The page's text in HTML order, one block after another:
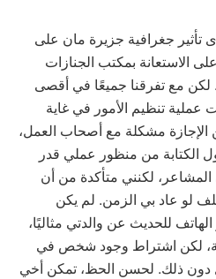
تأثير جغرافية جزيرة مان على
الاستعانة بمكتب الجنازات
لكن مع تفرقنا جميعًا في أقصى
تنظيم الأمور في غاية
مشكلة مع أصحاب العمل،
الكتابة من منظور عملي قدر
لكنني متأكدة من أن
لو عاد بي الزمن. لم يكن
للحديث عن والدتي مثاليًا،
لكن اشتراط وجود شخص في
دون ذلك. لحسن الحظ، تمكن أخي